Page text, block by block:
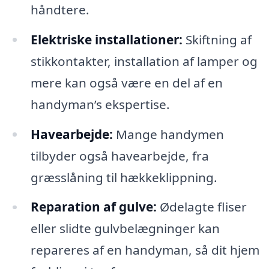
håndtere.
Elektriske installationer: Skiftning af
stikkontakter, installation af lamper og
mere kan også være en del af en
handyman’s ekspertise.
Havearbejde: Mange handymen
tilbyder også havearbejde, fra
græsslåning til hækkeklippning.
Reparation af gulve: Ødelagte fliser
eller slidte gulvbelægninger kan
repareres af en handyman, så dit hjem